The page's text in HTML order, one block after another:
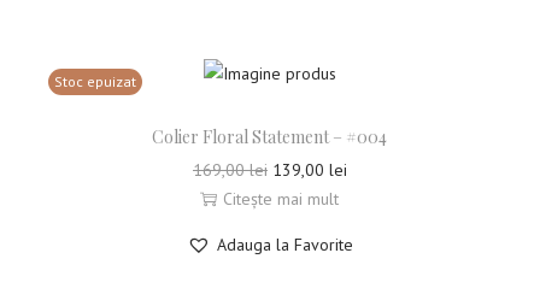
Stoc epuizat
Colier Floral Statement – #004
169,00lei 139,00 lei
Citește mai mult
Adauga la Favorite